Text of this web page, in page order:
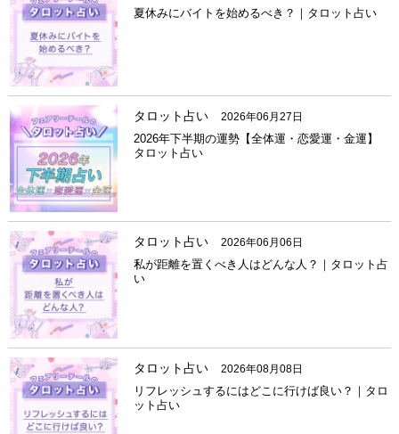
夏休みにバイトを始めるべき？｜タロット占い
タロット占い 2026年06月27日
2026年下半期の運勢【全体運・恋愛運・金運】
タロット占い
タロット占い 2026年06月06日
私が距離を置くべき人はどんな人？｜タロット占
い
タロット占い 2026年08月08日
リフレッシュするにはどこに行けば良い？｜タロ
ット占い